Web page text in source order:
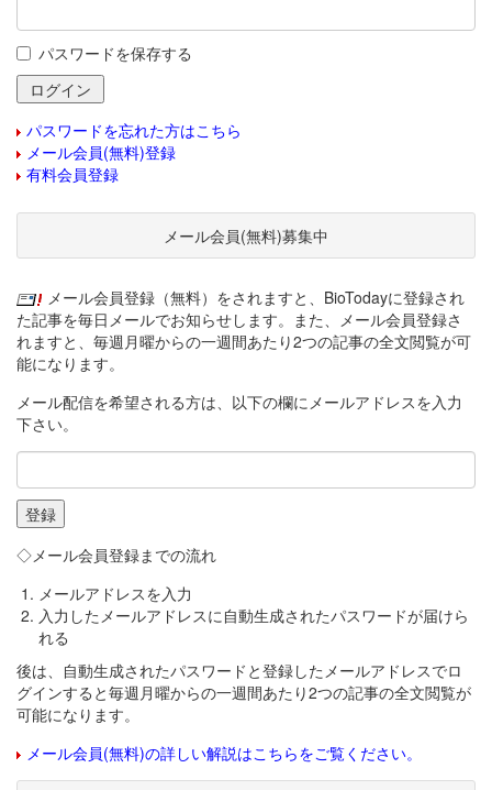
パスワードを保存する
パスワードを忘れた方はこちら
メール会員(無料)登録
有料会員登録
メール会員(無料)募集中
メール会員登録（無料）をされますと、BioTodayに登録され
た記事を毎日メールでお知らせします。また、メール会員登録さ
れますと、毎週月曜からの一週間あたり2つの記事の全文閲覧が可
能になります。
メール配信を希望される方は、以下の欄にメールアドレスを入力
下さい。
◇メール会員登録までの流れ
メールアドレスを入力
入力したメールアドレスに自動生成されたパスワードが届けら
れる
後は、自動生成されたパスワードと登録したメールアドレスでロ
グインすると毎週月曜からの一週間あたり2つの記事の全文閲覧が
可能になります。
メール会員(無料)の詳しい解説はこちらをご覧ください。